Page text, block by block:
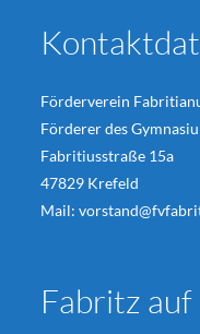
Förderverein
Förderer des
Fabritiusstraße 15a
47829 Krefeld
Mail:
Fabritz